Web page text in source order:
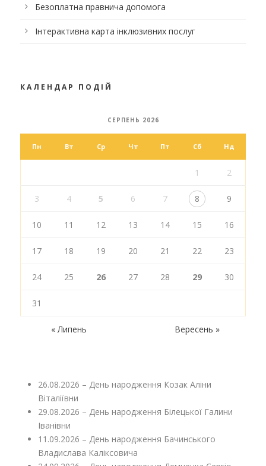
Безоплатна правнича допомога
Інтерактивна карта інклюзивних послуг
КАЛЕНДАР ПОДІЙ
СЕРПЕНЬ 2026
Пн Вт Ср Чт Пт Сб Нд
1 2
3 4 5 6 7 8 9
10 11 12 13 14 15 16
17 18 19 20 21 22 23
24 25 26 27 28 29 30
31
« Липень Вересень »
26.08.2026 – День народження Козак Аліни
Віталіївни
29.08.2026 – День народження Білецької Галини
Іванівни
11.09.2026 – День народження Бачинського
Владислава Каліксовича